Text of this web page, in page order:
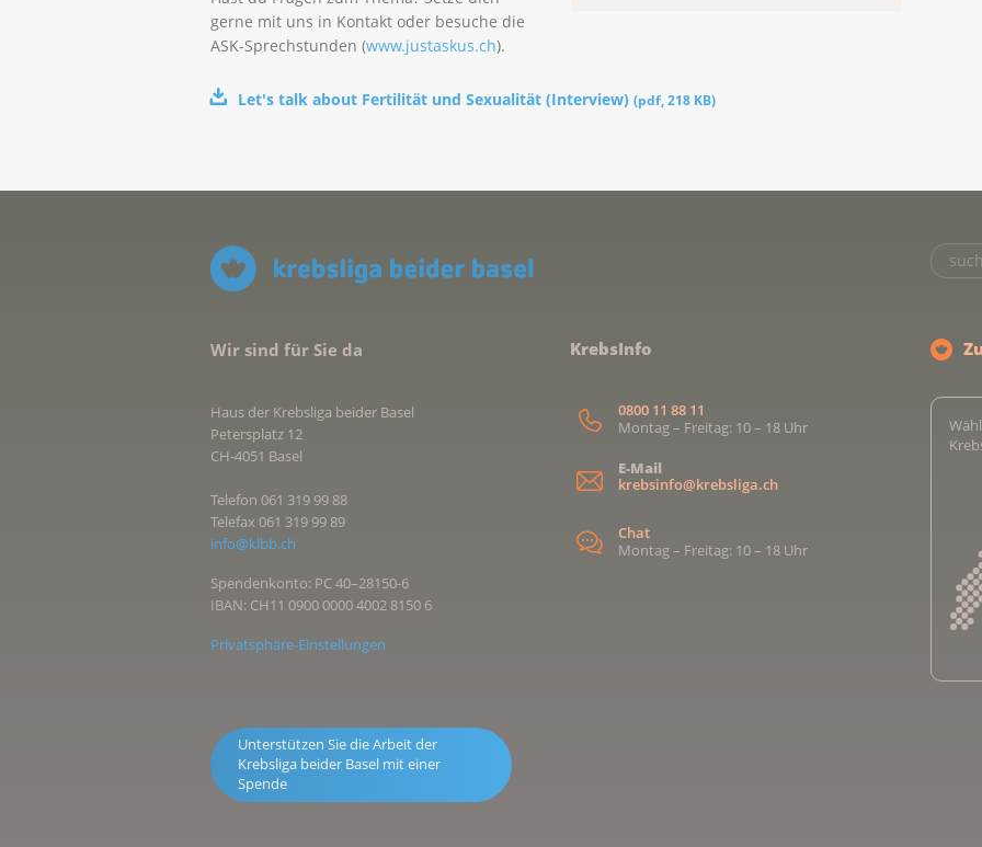
gerne mit uns in Kontakt oder besuche die
ASK-Sprechstunden (www.justaskus.ch).
Let's talk about Fertilität und Sexualität (Interview) (pdf,218 KB)
Wir sind für Sie da
Haus der Krebsliga beider Basel
Petersplatz 12
CH-4051 Basel
Telefon 061 319 99 88
Telefax 061 319 99 89
info@klbb.ch
Spendenkonto: PC 40–28150-6
IBAN: CH11 0900 0000 4002 8150 6
Privatsphäre-Einstellungen
Unterstützen Sie die Arbeit der
Krebsliga beider Basel mit einer
Spende
KrebsInfo
0800 11 88 11
Montag – Freitag: 10 – 18 Uhr
E-Mail
krebsinfo@krebsliga.ch
Chat
Montag – Freitag: 10 – 18 Uhr